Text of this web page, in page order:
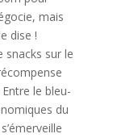
mais
dise !
snacks sur le
le bleu-
du